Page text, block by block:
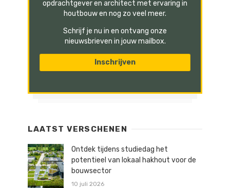
opdrachtgever en architect met ervaring in
houtbouw en nog zo veel meer.
Schrijf je nu in en ontvang onze
nieuwsbrieven in jouw mailbox.
LAATST VERSCHENEN
Ontdek tijdens studiedag het
potentieel van lokaal hakhout voor de
bouwsector
10 juli 2026